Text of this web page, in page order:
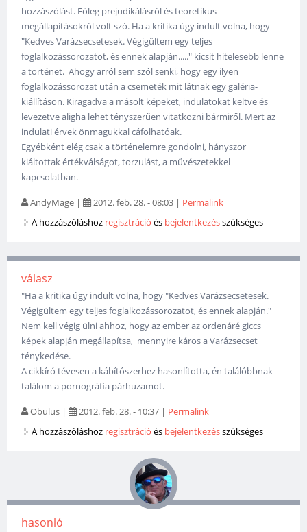
hozzászólást. Főleg prejudikálásról és teoretikus
megállapításokról volt szó. Ha a kritika úgy indult volna, hogy
"Kedves Varázsecsetesek. Végigültem egy teljes
foglalkozássorozatot, és ennek alapján....." kicsit hitelesebb lenne
a történet. Ahogy arról sem szól senki, hogy egy ilyen
foglalkozássorozat után a csemeték mit látnak egy galéria-
kiállításon. Kiragadva a másolt képeket, indulatokat keltve és
levezetve aligha lehet tényszerűen vitatkozni bármiről. Mert az
indulati érvek önmagukkal cáfolhatóak.
Egyébként elég csak a történelemre gondolni, hányszor
kiáltottak értékválságot, torzulást, a művészetekkel
kapcsolatban.
AndyMage | 2012. feb. 28. - 08:03 | Permalink
A hozzászóláshoz regisztráció és bejelentkezésszükséges
válasz
"Ha a kritika úgy indult volna, hogy "Kedves Varázsecsetesek.
Végigültem egy teljes foglalkozássorozatot, és ennek alapján."
Nem kell végig ülni ahhoz, hogy az ember az ordenáré giccs
képek alapján megállapítsa, mennyire káros a Varázsecset
ténykedése.
A cikkíró tévesen a kábítószerhez hasonlította, én találóbbnak
találom a pornográfia párhuzamot.
Obulus | 2012. feb. 28. - 10:37 | Permalink
A hozzászóláshoz regisztráció és bejelentkezésszükséges
hasonló